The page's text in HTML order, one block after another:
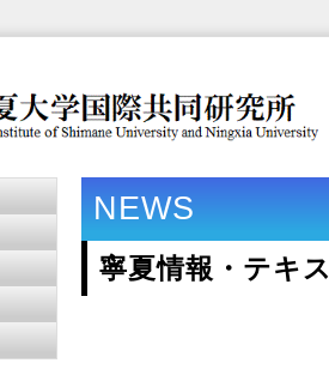
NEWS
寧夏情報・テキ